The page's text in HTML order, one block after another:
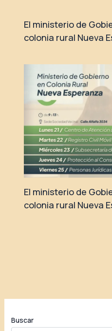
El ministerio de
colonia rural Nueva
El ministerio de
colonia rural Nueva
Buscar